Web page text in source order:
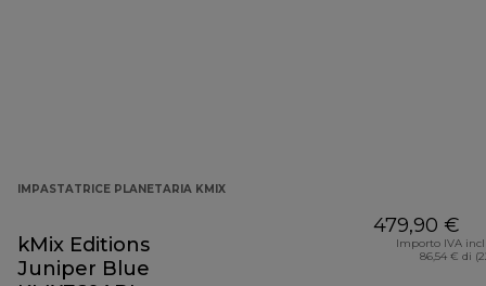
IMPASTATRICE PLANETARIA KMIX
kMix Editions
Juniper Blue
479,90 €
Importo IVA
86,54 € di